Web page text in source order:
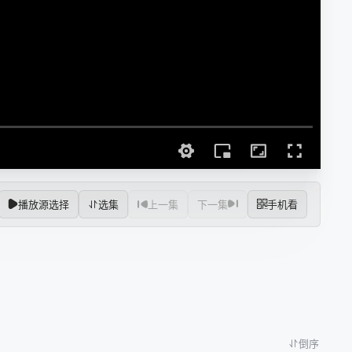
播放源选择 选集 上一集 下一集 手机看
倒序